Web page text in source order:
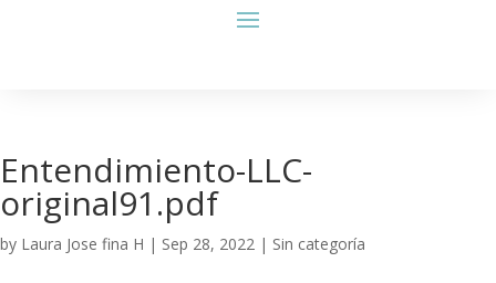
Entendimiento-LLC-
original91.pdf
by Laura Jose fina H | Sep 28, 2022 | Sin categoría